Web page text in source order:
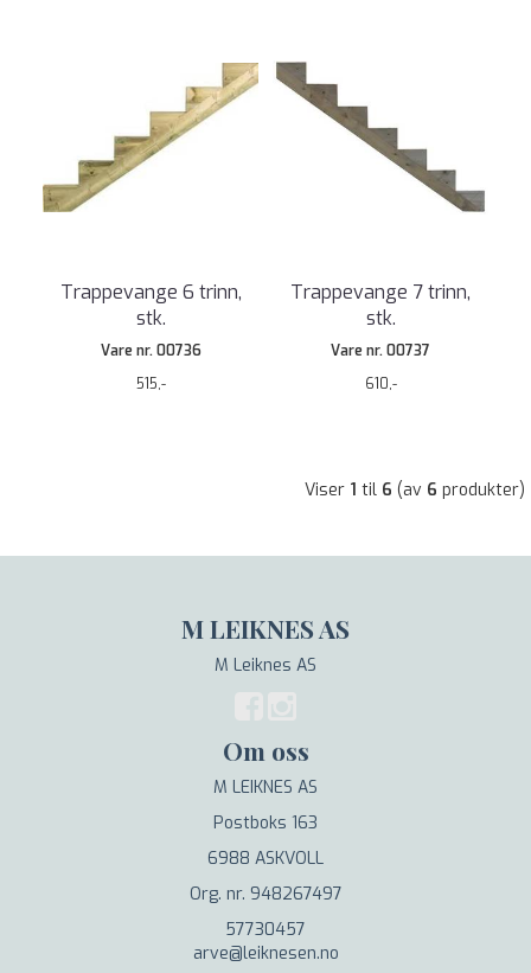
Trappevange 6 trinn,
stk.
Vare nr. 00736
515,-
Trappevange 7 trinn,
stk.
Vare nr. 00737
610,-
Viser 1 til 6 (av 6 produkter)
M LEIKNES AS
M Leiknes AS
Om oss
M LEIKNES AS
Postboks 163
6988 ASKVOLL
Org. nr. 948267497
57730457
arve@leiknesen.no